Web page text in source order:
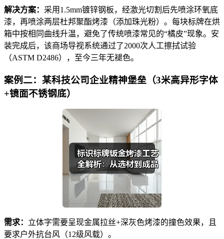
解决方案： 采用1.5mm镀锌钢板，经激光切割后先喷涂环氧底
漆，再喷涂两层杜邦聚酯烤漆（添加珠光粉）。每块标牌在烘
箱中按相同曲线升温，避免了传统喷漆常见的“橘皮”现象。安
装完成后，该商场导视系统通过了2000次人工擦拭试验
（ASTM D2486），至今三年无褪色。
案例二：某科技公司企业精神堡垒（3米高异形字体
+镜面不锈钢底）
需求： 立体字需要呈现金属拉丝+深灰色烤漆的撞色效果，且
要求户外抗台风（12级风载）。